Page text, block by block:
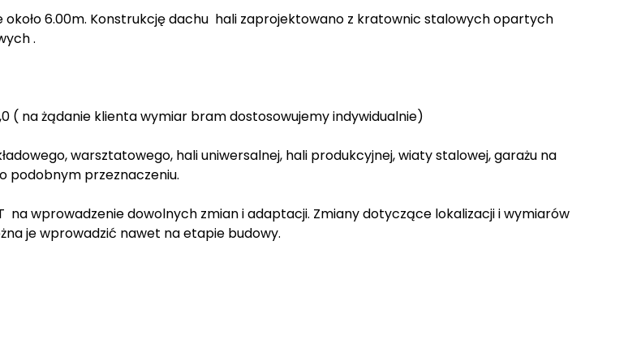
6.00m. Konstrukcję dachu hali zaprojektowano z kratownic stalowych opartych
.
( na żądanie klienta wymiar bram dostosowujemy indywidualnie)
warsztatowego, hali uniwersalnej, hali produkcyjnej, wiaty stalowej, garażu na
podobnym przeznaczeniu.
na wprowadzenie dowolnych zmian i adaptacji. Zmiany dotyczące lokalizacji i wymiarów
je wprowadzić nawet na etapie budowy.